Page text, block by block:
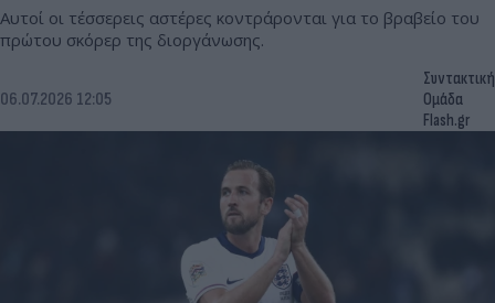
Αυτοί οι τέσσερεις αστέρες κοντράρονται για το βραβείο του
πρώτου σκόρερ της διοργάνωσης.
06.07.2026 12:05
Συντακτική
Ομάδα
Flash.gr